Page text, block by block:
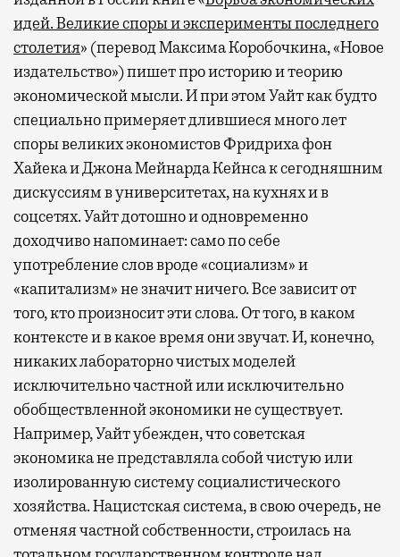
идей. Великие споры и эксперименты последнего
столетия» (перевод Максима Коробочкина, «Новое
издательство») пишет про историю и теорию
экономической мысли. И при этом Уайт как будто
специально примеряет длившиеся много лет
споры великих экономистов Фридриха фон
Хайека и Джона Мейнарда Кейнса к сегодняшним
дискуссиям в университетах, на кухнях и в
соцсетях. Уайт дотошно и одновременно
доходчиво напоминает: само по себе
употребление слов вроде «социализм» и
«капитализм» не значит ничего. Все зависит от
того, кто произносит эти слова. От того, в каком
контексте и в какое время они звучат. И, конечно,
никаких лабораторно чистых моделей
исключительно частной или исключительно
обобществленной экономики не существует.
Например, Уайт убежден, что советская
экономика не представляла собой чистую или
изолированную систему социалистического
хозяйства. Нацистская система, в свою очередь, не
отменяя частной собственности, строилась на